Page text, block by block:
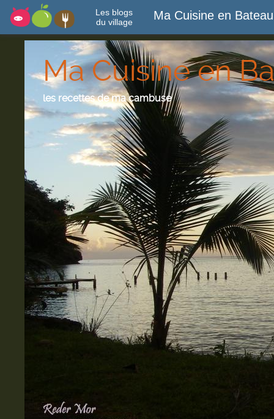
Les blogs
du village
Ma Cuisine en Bateau
Ma Cuisine en
les recettes de ma cambuse